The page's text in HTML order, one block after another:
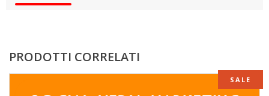
PRODOTTI CORRELATI
SALE